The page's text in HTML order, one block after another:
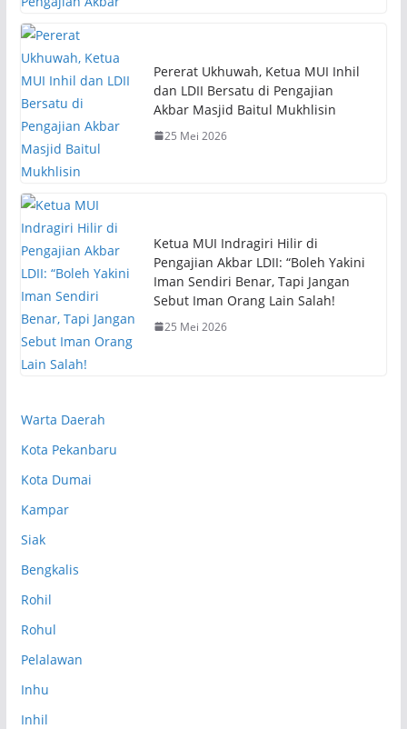
Pererat Ukhuwah, Ketua MUI Inhil
dan LDII Bersatu di Pengajian
Akbar Masjid Baitul Mukhlisin
25 Mei 2026
Ketua MUI Indragiri Hilir di
Pengajian Akbar LDII: “Boleh Yakini
Iman Sendiri Benar, Tapi Jangan
Sebut Iman Orang Lain Salah!
25 Mei 2026
Warta Daerah
Kota Pekanbaru
Kota Dumai
Kampar
Siak
Bengkalis
Rohil
Rohul
Pelalawan
Inhu
Inhil